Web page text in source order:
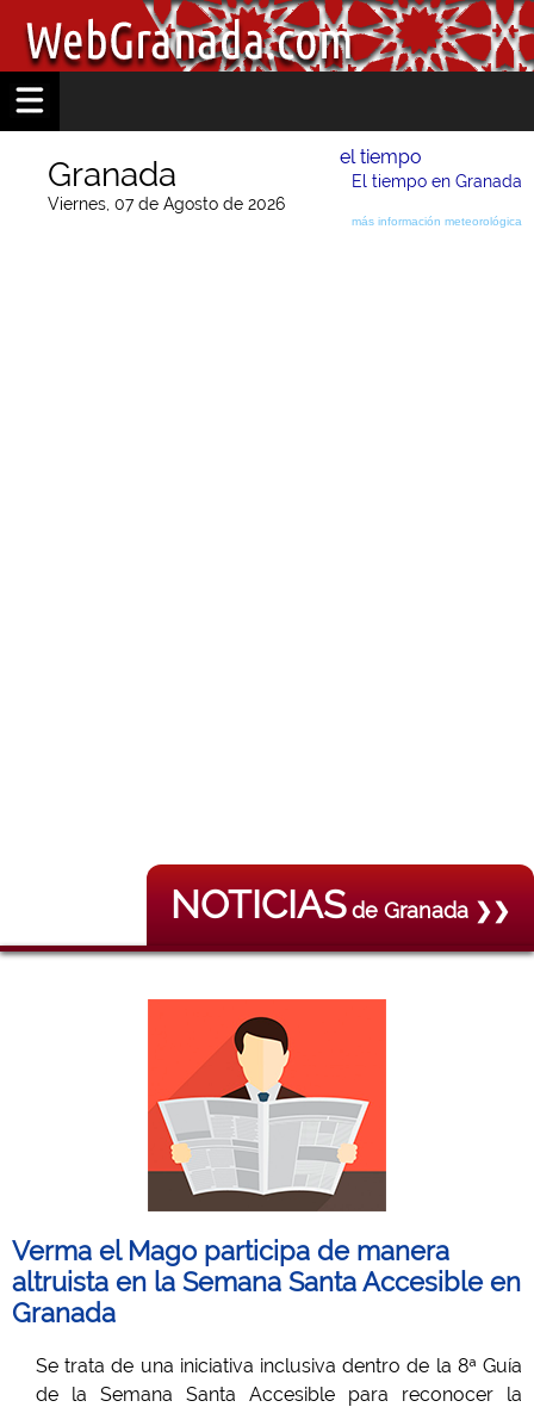
Granada
Viernes, 07 de Agosto de 2026
el tiempo
El tiempo en Granada
más información meteorológica
NOTICIASde Granada ❯❯
Verma el Mago participa de manera
altruista en la Semana Santa Accesible en
Granada
Se trata de una iniciativa inclusiva dentro de la 8ª Guía
de la Semana Santa Accesible para reconocer la